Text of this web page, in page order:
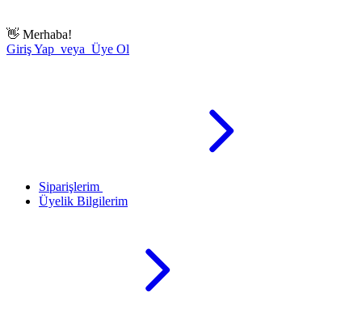
👋 Merhaba!
Giriş Yap veya Üye Ol
Siparişlerim
Üyelik Bilgilerim